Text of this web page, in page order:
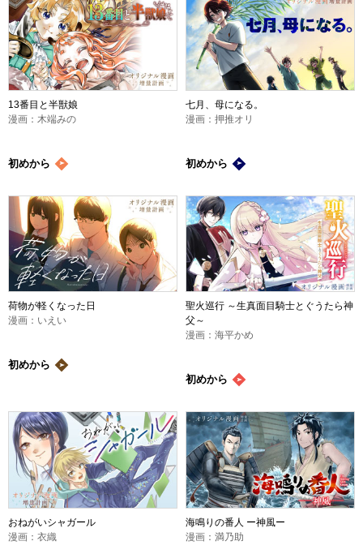
13番目と半獣娘
漫画：木端みの
初めから
七月、母になる。
漫画：押推オリ
初めから
荷物が軽くなった日
漫画：いえい
初めから
聖火巡行 ～生真面目騎士とぐうたら神
父～
漫画：海平かめ
初めから
おねがいシャガール
漫画：衣織
海鳴りの番人 ー神風ー
漫画：満乃助